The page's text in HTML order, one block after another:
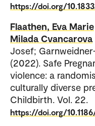
https://doi.org/
Flaathen, Eva Marie
Milada Cvancarova
Josef;
(2022). Safe
violence: a
culturally diverse
Childbirth. Vol. 22.
https://doi.org/